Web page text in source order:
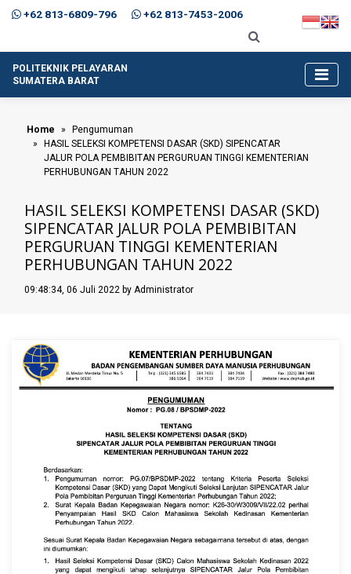
+62 813-6809-796 +62 813-7453-2006
POLITEKNIK PELAYARAN
SUMATERA BARAT
Home
Pengumuman
HASIL SELEKSI KOMPETENSI DASAR (SKD) SIPENCATAR
JALUR POLA PEMBIBITAN PERGURUAN TINGGI KEMENTERIAN
PERHUBUNGAN TAHUN 2022
HASIL SELEKSI KOMPETENSI DASAR (SKD)
SIPENCATAR JALUR POLA PEMBIBITAN
PERGURUAN TINGGI KEMENTERIAN
PERHUBUNGAN TAHUN 2022
09:48:34, 06 Juli 2022 by Administrator